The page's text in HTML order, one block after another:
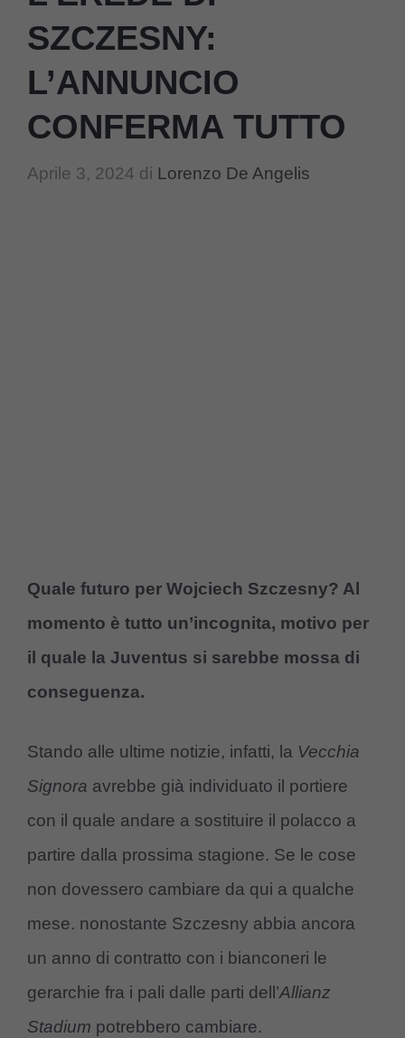
SZCZESNY:
L’ANNUNCIO
CONFERMA TUTTO
Aprile 3, 2024 di Lorenzo De Angelis
Quale futuro per Wojciech Szczesny? Al
momento è tutto un’incognita, motivo per
il quale la Juventus si sarebbe mossa di
conseguenza.
Stando alle ultime notizie, infatti, la Vecchia
Signora avrebbe già individuato il portiere
con il quale andare a sostituire il polacco a
partire dalla prossima stagione. Se le cose
non dovessero cambiare da qui a qualche
mese. nonostante Szczesny abbia ancora
un anno di contratto con i bianconeri le
gerarchie fra i pali dalle parti dell’Allianz
Stadium potrebbero cambiare.